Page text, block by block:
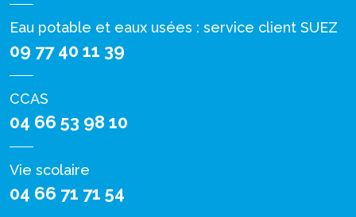
Eau potable et eaux usées : service client SUEZ
09 77 40 11 39
CCAS
04 66 53 98 10
Vie scolaire
04 66 71 71 54